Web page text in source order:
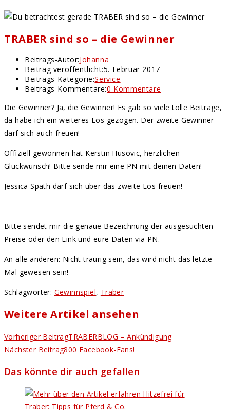
TRABER sind so – die Gewinner
Beitrags-Autor:Johanna
Beitrag veröffentlicht:5. Februar 2017
Beitrags-Kategorie:Service
Beitrags-Kommentare:0 Kommentare
Die Gewinner? Ja, die Gewinner! Es gab so viele tolle Beiträge,
da habe ich ein weiteres Los gezogen. Der zweite Gewinner
darf sich auch freuen!
Offiziell gewonnen hat Kerstin Husovic, herzlichen
Glückwunsch! Bitte sende mir eine PN mit deinen Daten!
Jessica Späth darf sich über das zweite Los freuen!
Bitte sendet mir die genaue Bezeichnung der ausgesuchten
Preise oder den Link und eure Daten via PN.
An alle anderen: Nicht traurig sein, das wird nicht das letzte
Mal gewesen sein!
Schlagwörter: Gewinnspiel, Traber
Weitere Artikel ansehen
Vorheriger BeitragTRABERBLOG – Ankündigung
Nächster Beitrag800 Facebook-Fans!
Das könnte dir auch gefallen